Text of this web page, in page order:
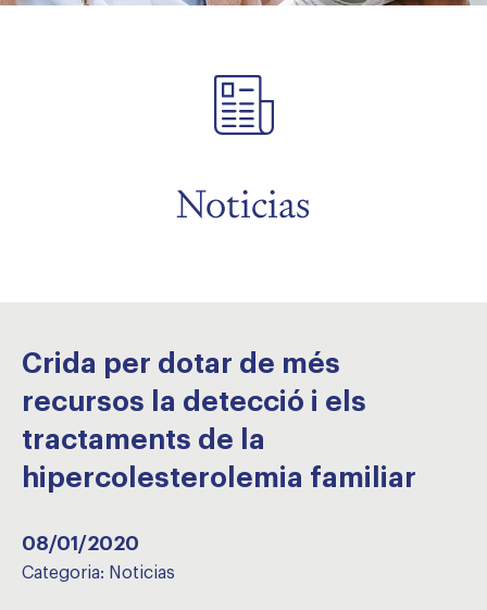
Noticias
Crida per dotar de més
recursos la detecció i els
tractaments de la
hipercolesterolemia familiar
08/01/2020
Categoria: Noticias